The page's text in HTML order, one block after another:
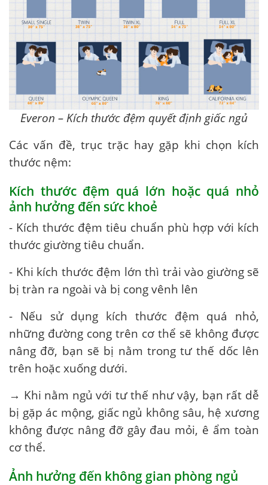
Everon – Kích thước đệm quyết định giấc ngủ
Các vấn đề, trục trặc hay gặp khi chọn kích
thước nệm:
Kích thước đệm quá lớn hoặc quá nhỏ
ảnh hưởng đến sức khoẻ
- Kích thước đệm tiêu chuẩn phù hợp với kích
thước giường tiêu chuẩn.
- Khi kích thước đệm lớn thì trải vào giường sẽ
bị tràn ra ngoài và bị cong vênh lên
- Nếu sử dụng kích thước đệm quá nhỏ,
những đường cong trên cơ thể sẽ không được
nâng đỡ, bạn sẽ bị nằm trong tư thế dốc lên
trên hoặc xuống dưới.
→ Khi nằm ngủ với tư thế như vậy, bạn rất dễ
bị gặp ác mộng, giấc ngủ không sâu, hệ xương
không được nâng đỡ gây đau mỏi, ê ẩm toàn
cơ thể.
Ảnh hưởng đến không gian phòng ngủ